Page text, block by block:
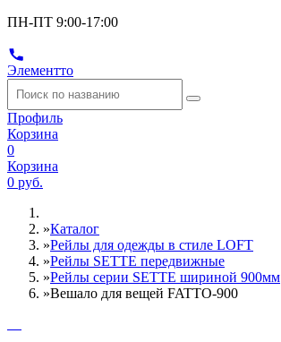
ПН-ПТ 9:00-17:00
Элементто
Профиль
Корзина
0
Корзина
0 руб.
»Каталог
»Рейлы для одежды в стиле LOFT
»Рейлы SETTE передвижные
»Рейлы серии SETTE шириной 900мм
»Вешало для вещей FATTO-900